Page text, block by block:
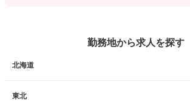
勤務地から求人を探す
北海道
東北